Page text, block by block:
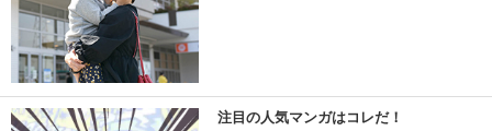
注目の人気マンガはコレだ！